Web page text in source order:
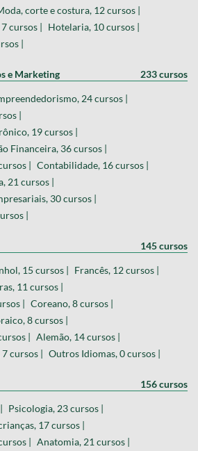
corte e costura, 12 cursos |
cursos | Hotelaria, 10 cursos |
|
e Marketing 233 cursos
24 cursos |
|
19 cursos |
Financeira, 36 cursos |
| Contabilidade, 16 cursos |
21 cursos |
30 cursos |
|
145 cursos
15 cursos | Francês, 12 cursos |
11 cursos |
| Coreano, 8 cursos |
8 cursos |
| Alemão, 14 cursos |
cursos | Outros Idiomas, 0 cursos |
156 cursos
Psicologia, 23 cursos |
17 cursos |
| Anatomia, 21 cursos |